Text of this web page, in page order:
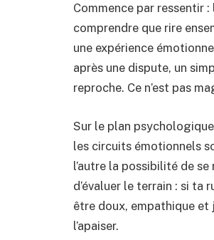
Commence par ressentir
comprendre que rire
une expérience
après une dispute, un
reproche. Ce n’est pas
Sur le plan
les circuits émotionnels
l’autre la possibilité de
d’évaluer le terrain : si ta
être doux, empathique et
l’apaiser.